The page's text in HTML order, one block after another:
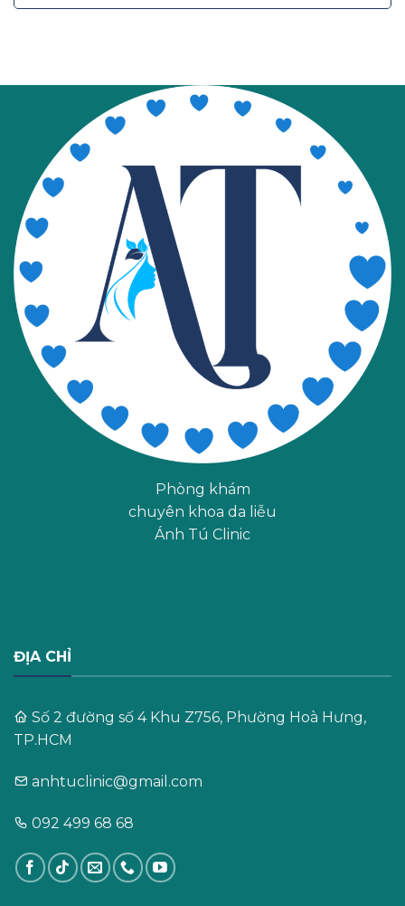
Phòng khám
chuyên khoa da liễu
Ánh Tú Clinic
ĐỊA CHỈ
Số 2 đường số 4 Khu Z756, Phường Hoà Hưng,
TP.HCM
anhtuclinic@gmail.com
092 499 68 68